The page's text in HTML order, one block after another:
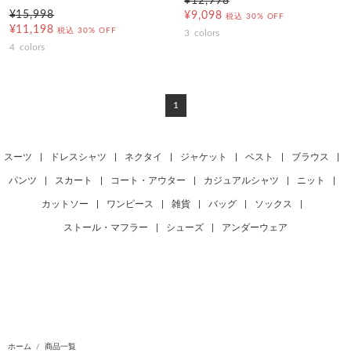
¥15,998
¥11,198 税込 30% OFF
4 colors
¥9,098 税込 30% OFF
3 colors
1
スーツ ドレスシャツ ネクタイ ジャケット ベスト ブラウス
パンツ スカート コート・アウター カジュアルシャツ ニット
カットソー ワンピース 雑貨 バッグ ソックス
ストール・マフラー シューズ アンダーウェア
ホーム 商品一覧